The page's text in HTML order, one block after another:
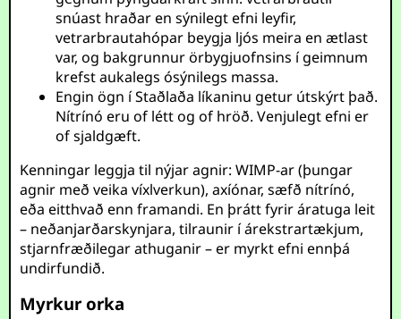
snúast hraðar en sýnilegt efni leyfir,
vetrarbrautahópar beygja ljós meira en ætlast
var, og bakgrunnur örbygjuofnsins í geimnum
krefst aukalegs ósýnilegs massa.
Engin ögn í Staðlaða líkaninu getur útskýrt það.
Nítrínó eru of létt og of hröð. Venjulegt efni er
of sjaldgæft.
Kenningar leggja til nýjar agnir: WIMP-ar (þungar
agnir með veika víxlverkun), axíónar, sæfð nítrínó,
eða eitthvað enn framandi. En þrátt fyrir áratuga leit
– neðanjarðarskynjara, tilraunir í árekstrartækjum,
stjarnfræðilegar athuganir – er myrkt efni ennþá
undirfundið.
Myrkur orka